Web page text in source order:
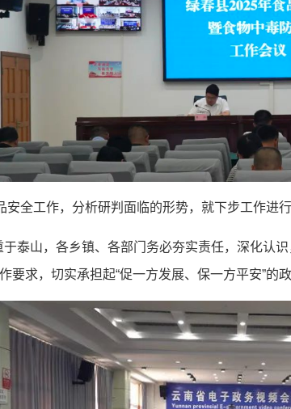
全工作，分析研判面临的形势，就下步工作进行
泰山，各乡镇、各部门务必夯实责任，深化认
要求，切实承担起“促一方发展、保一方平安”的政